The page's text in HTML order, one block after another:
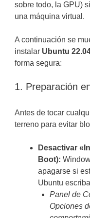
sobre todo, la GPU)
una máquina virtual.
A continuación se
instalar Ubuntu
forma segura:
1. Preparación
Antes de tocar
terreno para evitar
Desactivar
Boot):
apagarse si
Ubuntu
Panel de
Opciones